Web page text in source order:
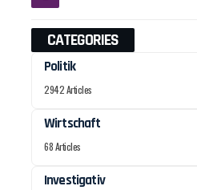
CATEGORIES
Politik
2942 Articles
Wirtschaft
68 Articles
Investigativ